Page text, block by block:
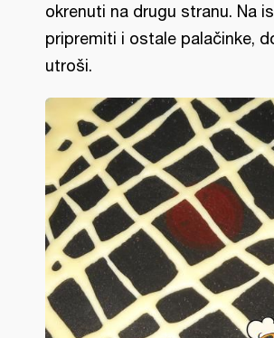
okrenuti na drugu stranu. Na
pripremiti i ostale palačinke,
utroši.